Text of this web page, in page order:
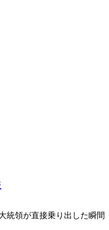
統領が直接乗り出した瞬間